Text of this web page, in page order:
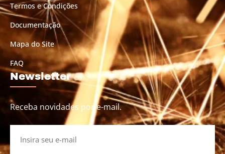
Termos e Condições
Documentação
Mapa do Site
FAQ
Newsletter
Receba novidades por e-mail.